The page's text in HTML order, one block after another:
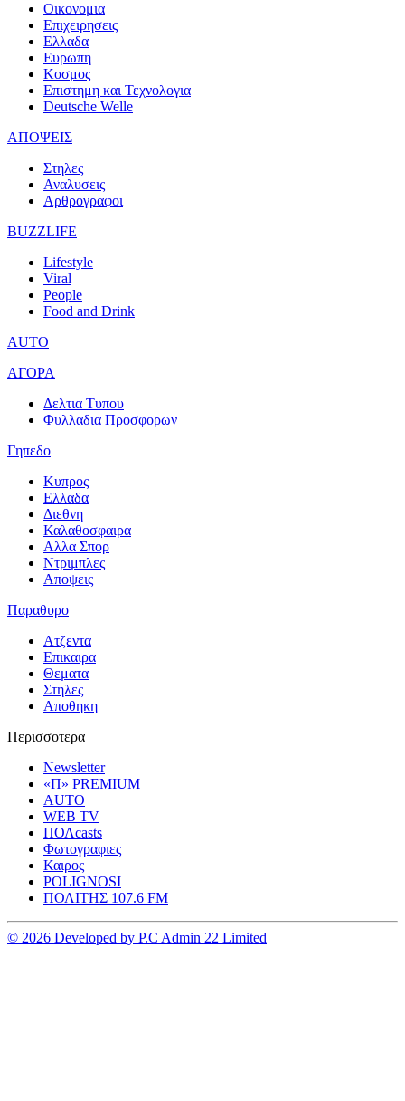
Οικονομια
Επιχειρησεις
Ελλαδα
Ευρωπη
Κοσμος
Επιστημη και Τεχνολογια
Deutsche Welle
ΑΠΟΨΕΙΣ
Στηλες
Αναλυσεις
Αρθρογραφοι
BUZZLIFE
Lifestyle
Viral
People
Food and Drink
AUTO
ΑΓΟΡΑ
Δελτια Τυπου
Φυλλαδια Προσφορων
Γηπεδο
Κυπρος
Ελλαδα
Διεθνη
Καλαθοσφαιρα
Αλλα Σπορ
Ντριμπλες
Αποψεις
Παραθυρο
Ατζεντα
Επικαιρα
Θεματα
Στηλες
Αποθηκη
Περισσοτερα
Newsletter
«Π» PREMIUM
AUTO
WEB TV
ΠΟΛcasts
Φωτογραφιες
Καιρος
POLIGNOSI
ΠΟΛΙΤΗΣ 107.6 FM
© 2026 Developed by P.C Admin 22 Limited